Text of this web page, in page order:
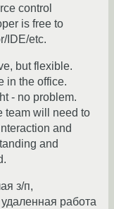
control
is free to
IDE/etc.
but flexible.
in the office.
- no problem.
team will need to
and
and
з/п,
работа